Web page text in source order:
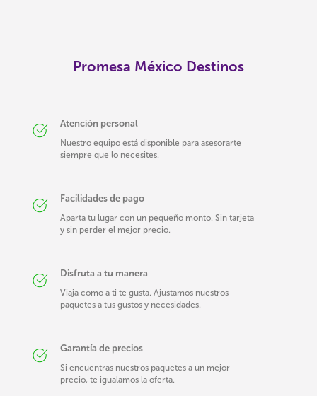
Promesa México Destinos
Atención personal
Nuestro equipo está disponible para asesorarte
siempre que lo necesites.
Facilidades de pago
Aparta tu lugar con un pequeño monto. Sin tarjeta
y sin perder el mejor precio.
Disfruta a tu manera
Viaja como a ti te gusta. Ajustamos nuestros
paquetes a tus gustos y necesidades.
Garantía de precios
Si encuentras nuestros paquetes a un mejor
precio, te igualamos la oferta.